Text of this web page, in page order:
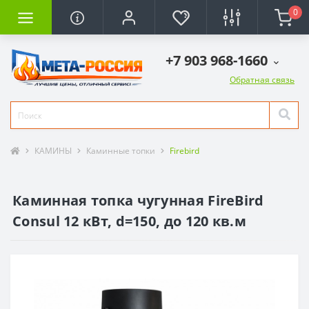
0
+7 903 968-1660
Обратная связь
КАМИНЫ Каминные топки Firebird
Каминная топка чугунная FireBird
Consul 12 кВт, d=150, до 120 кв.м